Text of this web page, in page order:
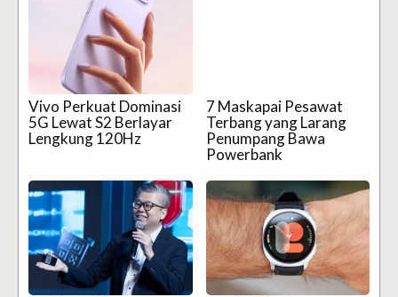
Vivo Perkuat Dominasi
5G Lewat S2 Berlayar
Lengkung 120Hz
7 Maskapai Pesawat
Terbang yang Larang
Penumpang Bawa
Powerbank